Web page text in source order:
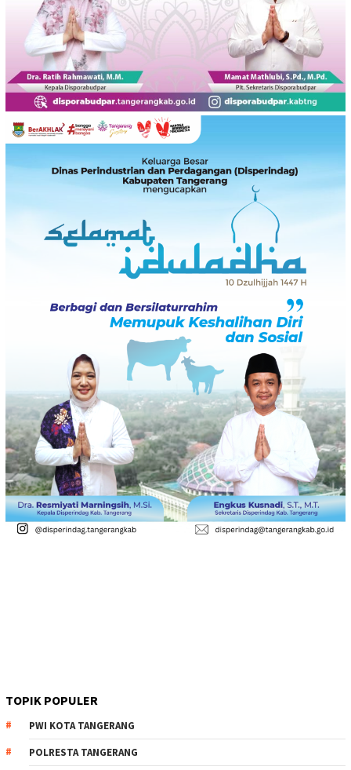
TOPIK POPULER
PWI KOTA TANGERANG
POLRESTA TANGERANG